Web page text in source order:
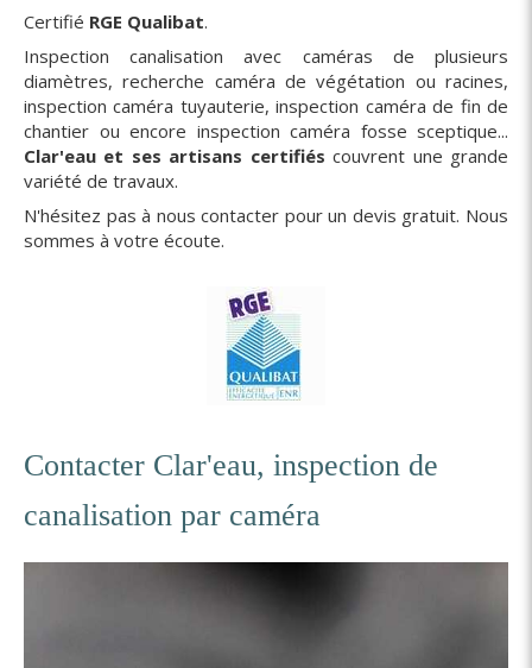
Certifié RGE Qualibat.
Inspection canalisation avec caméras de plusieurs
diamètres, recherche caméra de végétation ou racines,
inspection caméra tuyauterie, inspection caméra de fin de
chantier ou encore inspection caméra fosse sceptique...
Clar'eau et ses artisans certifiés couvrent une grande
variété de travaux.
N'hésitez pas à nous contacter pour un devis gratuit. Nous
sommes à votre écoute.
Contacter Clar'eau, inspection de
canalisation par caméra